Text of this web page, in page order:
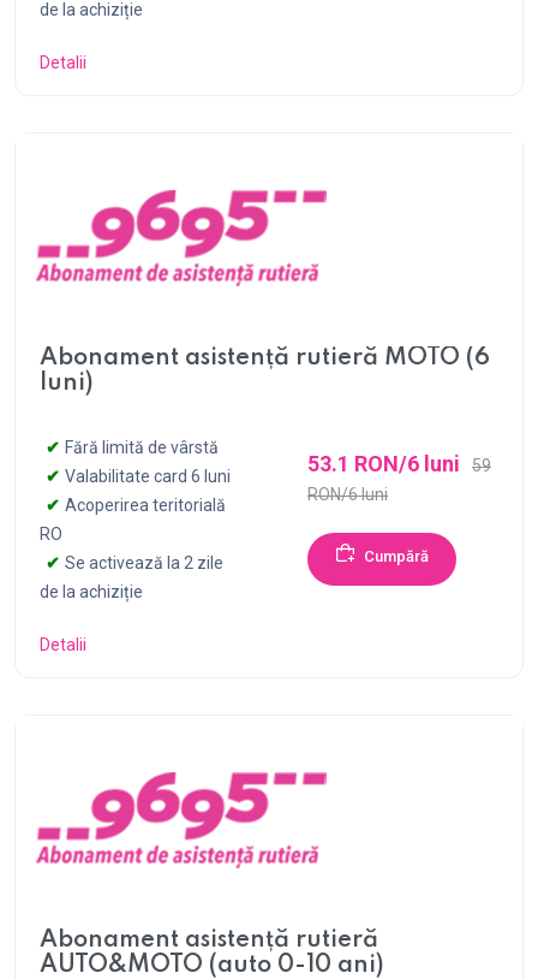
de la achiziție
Detalii
Abonament asistență rutieră MOTO (6
luni)
Fără limită de vârstă
Valabilitate card 6 luni
Acoperirea teritorială
RO
Se activează la 2 zile
de la achiziție
Detalii
53.1 RON/6 luni
59
RON/6 luni
Cumpără
Abonament asistență rutieră
AUTO&MOTO (auto 0-10 ani)